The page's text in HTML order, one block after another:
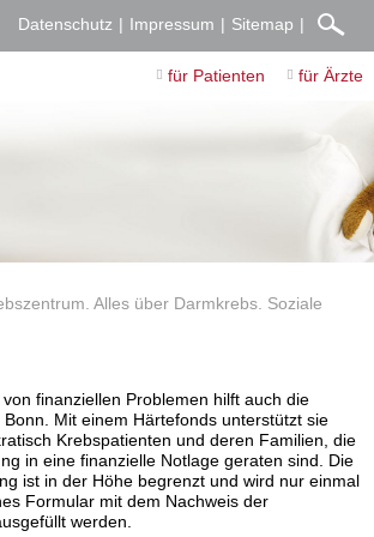
Datenschutz Impressum Sitemap
für Patienten für Ärzte
Alles über Darmkrebs. Soziale
finanziellen Problemen hilft auch die
Mit einem Härtefonds unterstützt sie
Krebspatienten und deren Familien, die
in eine finanzielle Notlage geraten sind. Die
ist in der Höhe begrenzt und wird nur einmal
Formular mit dem Nachweis der
werden.